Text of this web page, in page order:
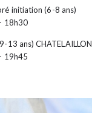
initiation (6-8 ans)
- 18h30
13 ans) CHATELAILLON
- 19h45